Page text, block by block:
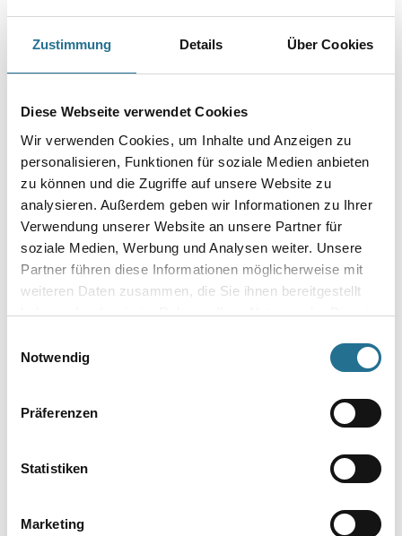
Zustimmung Details Über Cookies
Diese Webseite verwendet Cookies
Wir verwenden Cookies, um Inhalte und Anzeigen zu
personalisieren, Funktionen für soziale Medien anbieten
zu können und die Zugriffe auf unsere Website zu
analysieren. Außerdem geben wir Informationen zu Ihrer
Verwendung unserer Website an unsere Partner für
soziale Medien, Werbung und Analysen weiter. Unsere
Partner führen diese Informationen möglicherweise mit
weiteren Daten zusammen, die Sie ihnen bereitgestellt
haben oder die sie im Rahmen Ihrer Nutzung der Dienste
Notwendig
Präferenzen
Statistiken
Marketing
1004-001357
Bitte einloggen, um Preise zu
sehen
1004-001395
Bitte einloggen, um Preise zu
sehen
PRODUKTEIGENSCHAFTEN
Produkteigenschaft
- Diffusionsoffen
- Für Wand und Decke
- Keine Weichzeit
- Leicht entfernbar
- Mehrfach überstreichbar
- Rissüberbrückend
- Stoßfest
- Vlieskleber
GEFAHRENHINWEISE